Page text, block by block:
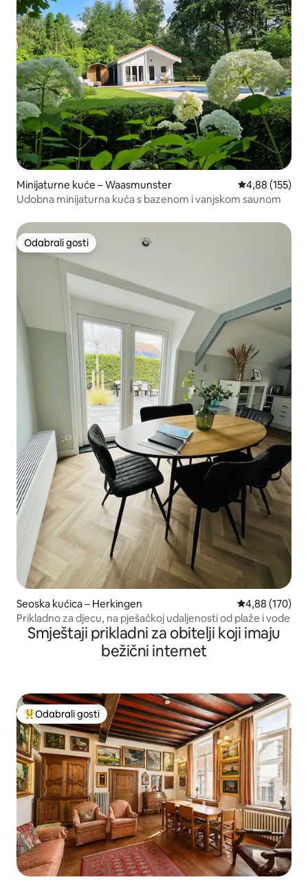
Minijaturne kuće – Waasmunster Prosječna
4,88 (155)
Udobna minijaturna kuća s bazenom i vanjskom saunom
Odabrali gosti
Odabrali gosti
Seoska kućica – Herkingen Prosječna
4,88 (170)
Prikladno za djecu, na pješačkoj udaljenosti od plaže i vode
Smještaji prikladni za obitelji koji imaju
bežični internet
Među najviše rangiranima s oznakom „Odabrali gosti”
Odabrali gosti